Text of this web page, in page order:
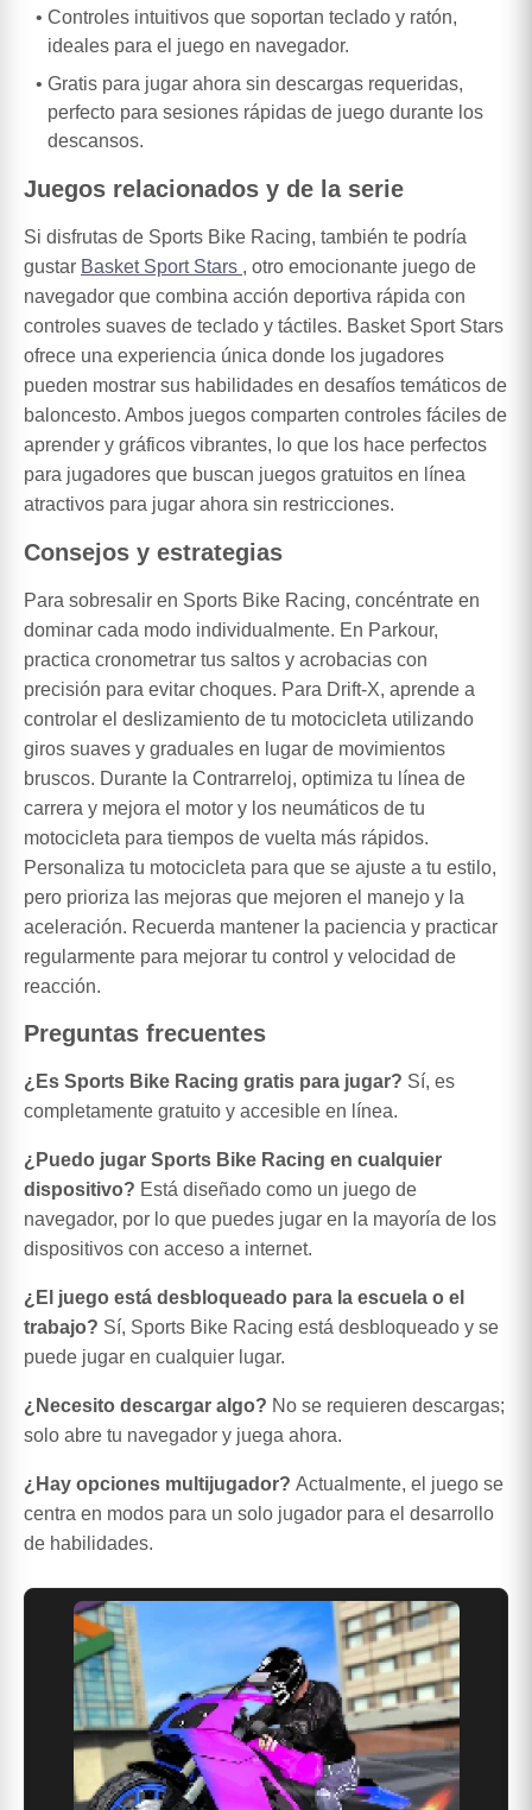
Controles intuitivos que soportan teclado y ratón,
ideales para el juego en navegador.
Gratis para jugar ahora sin descargas requeridas,
perfecto para sesiones rápidas de juego durante los
descansos.
Juegos relacionados y de la serie
Si disfrutas de Sports Bike Racing, también te podría
gustar Basket Sport Stars , otro emocionante juego de
navegador que combina acción deportiva rápida con
controles suaves de teclado y táctiles. Basket Sport Stars
ofrece una experiencia única donde los jugadores
pueden mostrar sus habilidades en desafíos temáticos de
baloncesto. Ambos juegos comparten controles fáciles de
aprender y gráficos vibrantes, lo que los hace perfectos
para jugadores que buscan juegos gratuitos en línea
atractivos para jugar ahora sin restricciones.
Consejos y estrategias
Para sobresalir en Sports Bike Racing, concéntrate en
dominar cada modo individualmente. En Parkour,
practica cronometrar tus saltos y acrobacias con
precisión para evitar choques. Para Drift-X, aprende a
controlar el deslizamiento de tu motocicleta utilizando
giros suaves y graduales en lugar de movimientos
bruscos. Durante la Contrarreloj, optimiza tu línea de
carrera y mejora el motor y los neumáticos de tu
motocicleta para tiempos de vuelta más rápidos.
Personaliza tu motocicleta para que se ajuste a tu estilo,
pero prioriza las mejoras que mejoren el manejo y la
aceleración. Recuerda mantener la paciencia y practicar
regularmente para mejorar tu control y velocidad de
reacción.
Preguntas frecuentes
¿Es Sports Bike Racing gratis para jugar? Sí, es
completamente gratuito y accesible en línea.
¿Puedo jugar Sports Bike Racing en cualquier
dispositivo? Está diseñado como un juego de
navegador, por lo que puedes jugar en la mayoría de los
dispositivos con acceso a internet.
¿El juego está desbloqueado para la escuela o el
trabajo? Sí, Sports Bike Racing está desbloqueado y se
puede jugar en cualquier lugar.
¿Necesito descargar algo? No se requieren descargas;
solo abre tu navegador y juega ahora.
¿Hay opciones multijugador? Actualmente, el juego se
centra en modos para un solo jugador para el desarrollo
de habilidades.